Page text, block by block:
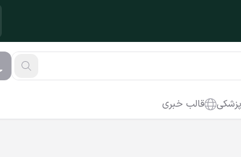
قالب خبری